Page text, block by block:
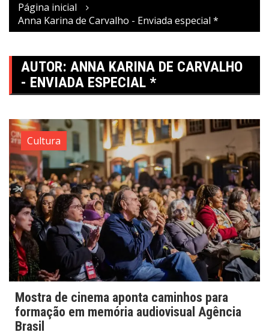
Página inicial
Anna Karina de Carvalho - Enviada especial *
AUTOR: ANNA KARINA DE CARVALHO
- ENVIADA ESPECIAL *
Cultura
Mostra de cinema aponta caminhos para
formação em memória audiovisual Agência
Brasil